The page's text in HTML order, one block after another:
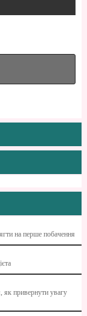
на перше побачення
як привернути увагу